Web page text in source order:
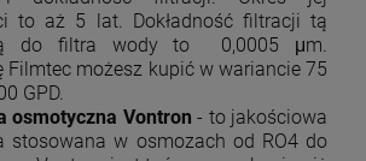
to aż 5 lat. Dokładność filtracji tą
do filtra wody to 0,0005 μm.
Filmtec możesz kupić w wariancie 75
GPD.
osmotyczna Vontron - to jakościowa
stosowana w osmozach od RO4 do